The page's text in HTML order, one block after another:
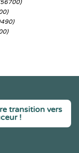
transition vers
!